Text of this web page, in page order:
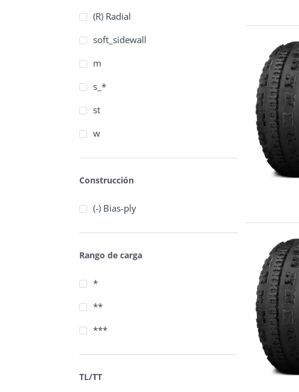
(R) Radial
soft_sidewall
m
s_*
st
w
Construcción
(-) Bias-ply
Rango de carga
*
**
***
TL/TT